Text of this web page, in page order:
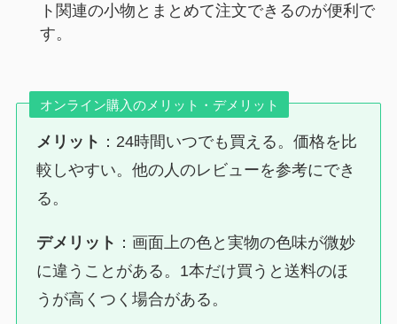
ト関連の小物とまとめて注文できるのが便利で
す。
オンライン購入のメリット・デメリット
メリット ：24時間いつでも買える。価格を比
較しやすい。他の人のレビューを参考にでき
る。
デメリット ：画面上の色と実物の色味が微妙
に違うことがある。1本だけ買うと送料のほ
うが高くつく場合がある。